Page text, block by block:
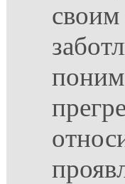
своим